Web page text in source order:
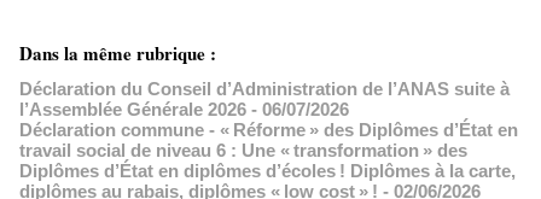
Dans la même rubrique :
Déclaration du Conseil d’Administration de l’ANAS suite à
l’Assemblée Générale 2026 - 06/07/2026
Déclaration commune - « Réforme » des Diplômes d’État en
travail social de niveau 6 : Une « transformation » des
Diplômes d’État en diplômes d’écoles ! Diplômes à la carte,
diplômes au rabais, diplômes « low cost » ! - 02/06/2026